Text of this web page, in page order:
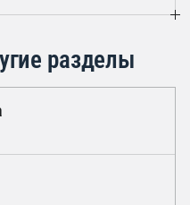
разделы